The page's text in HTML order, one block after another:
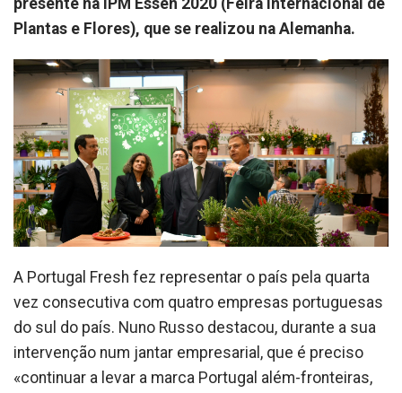
presente na IPM Essen 2020 (Feira Internacional de
Plantas e Flores), que se realizou na Alemanha.
A Portugal Fresh fez representar o país pela quarta
vez consecutiva com quatro empresas portuguesas
do sul do país. Nuno Russo destacou, durante a sua
intervenção num jantar empresarial, que é preciso
«continuar a levar a marca Portugal além-fronteiras,